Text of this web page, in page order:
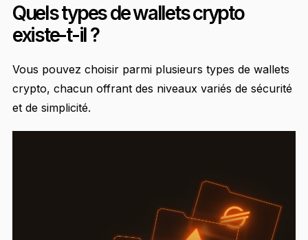
Quels types de wallets crypto
existe-t-il ?
Vous pouvez choisir parmi plusieurs types de wallets
crypto, chacun offrant des niveaux variés de sécurité
et de simplicité.